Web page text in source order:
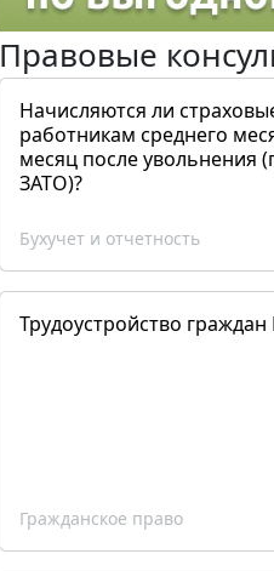
Правовые
Начисляются ли
работникам среднего
месяц после
ЗАТО)?
Бухучет и отчетность
Трудоустройство
Гражданское право